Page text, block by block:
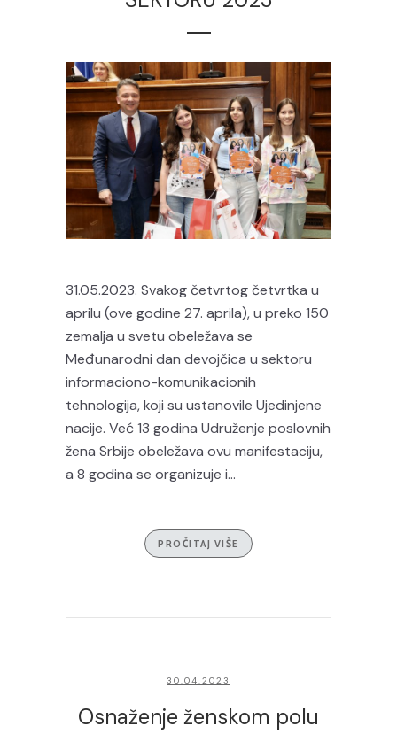
31.05.2023. Svakog četvrtog četvrtka u
aprilu (ove godine 27. aprila), u preko 150
zemalja u svetu obeležava se
Međunarodni dan devojčica u sektoru
informaciono-komunikacionih
tehnologija, koji su ustanovile Ujedinjene
nacije. Već 13 godina Udruženje poslovnih
žena Srbije obeležava ovu manifestaciju,
a 8 godina se organizuje i...
PROČITAJ VIŠE
30.04.2023
Osnaženje ženskom polu